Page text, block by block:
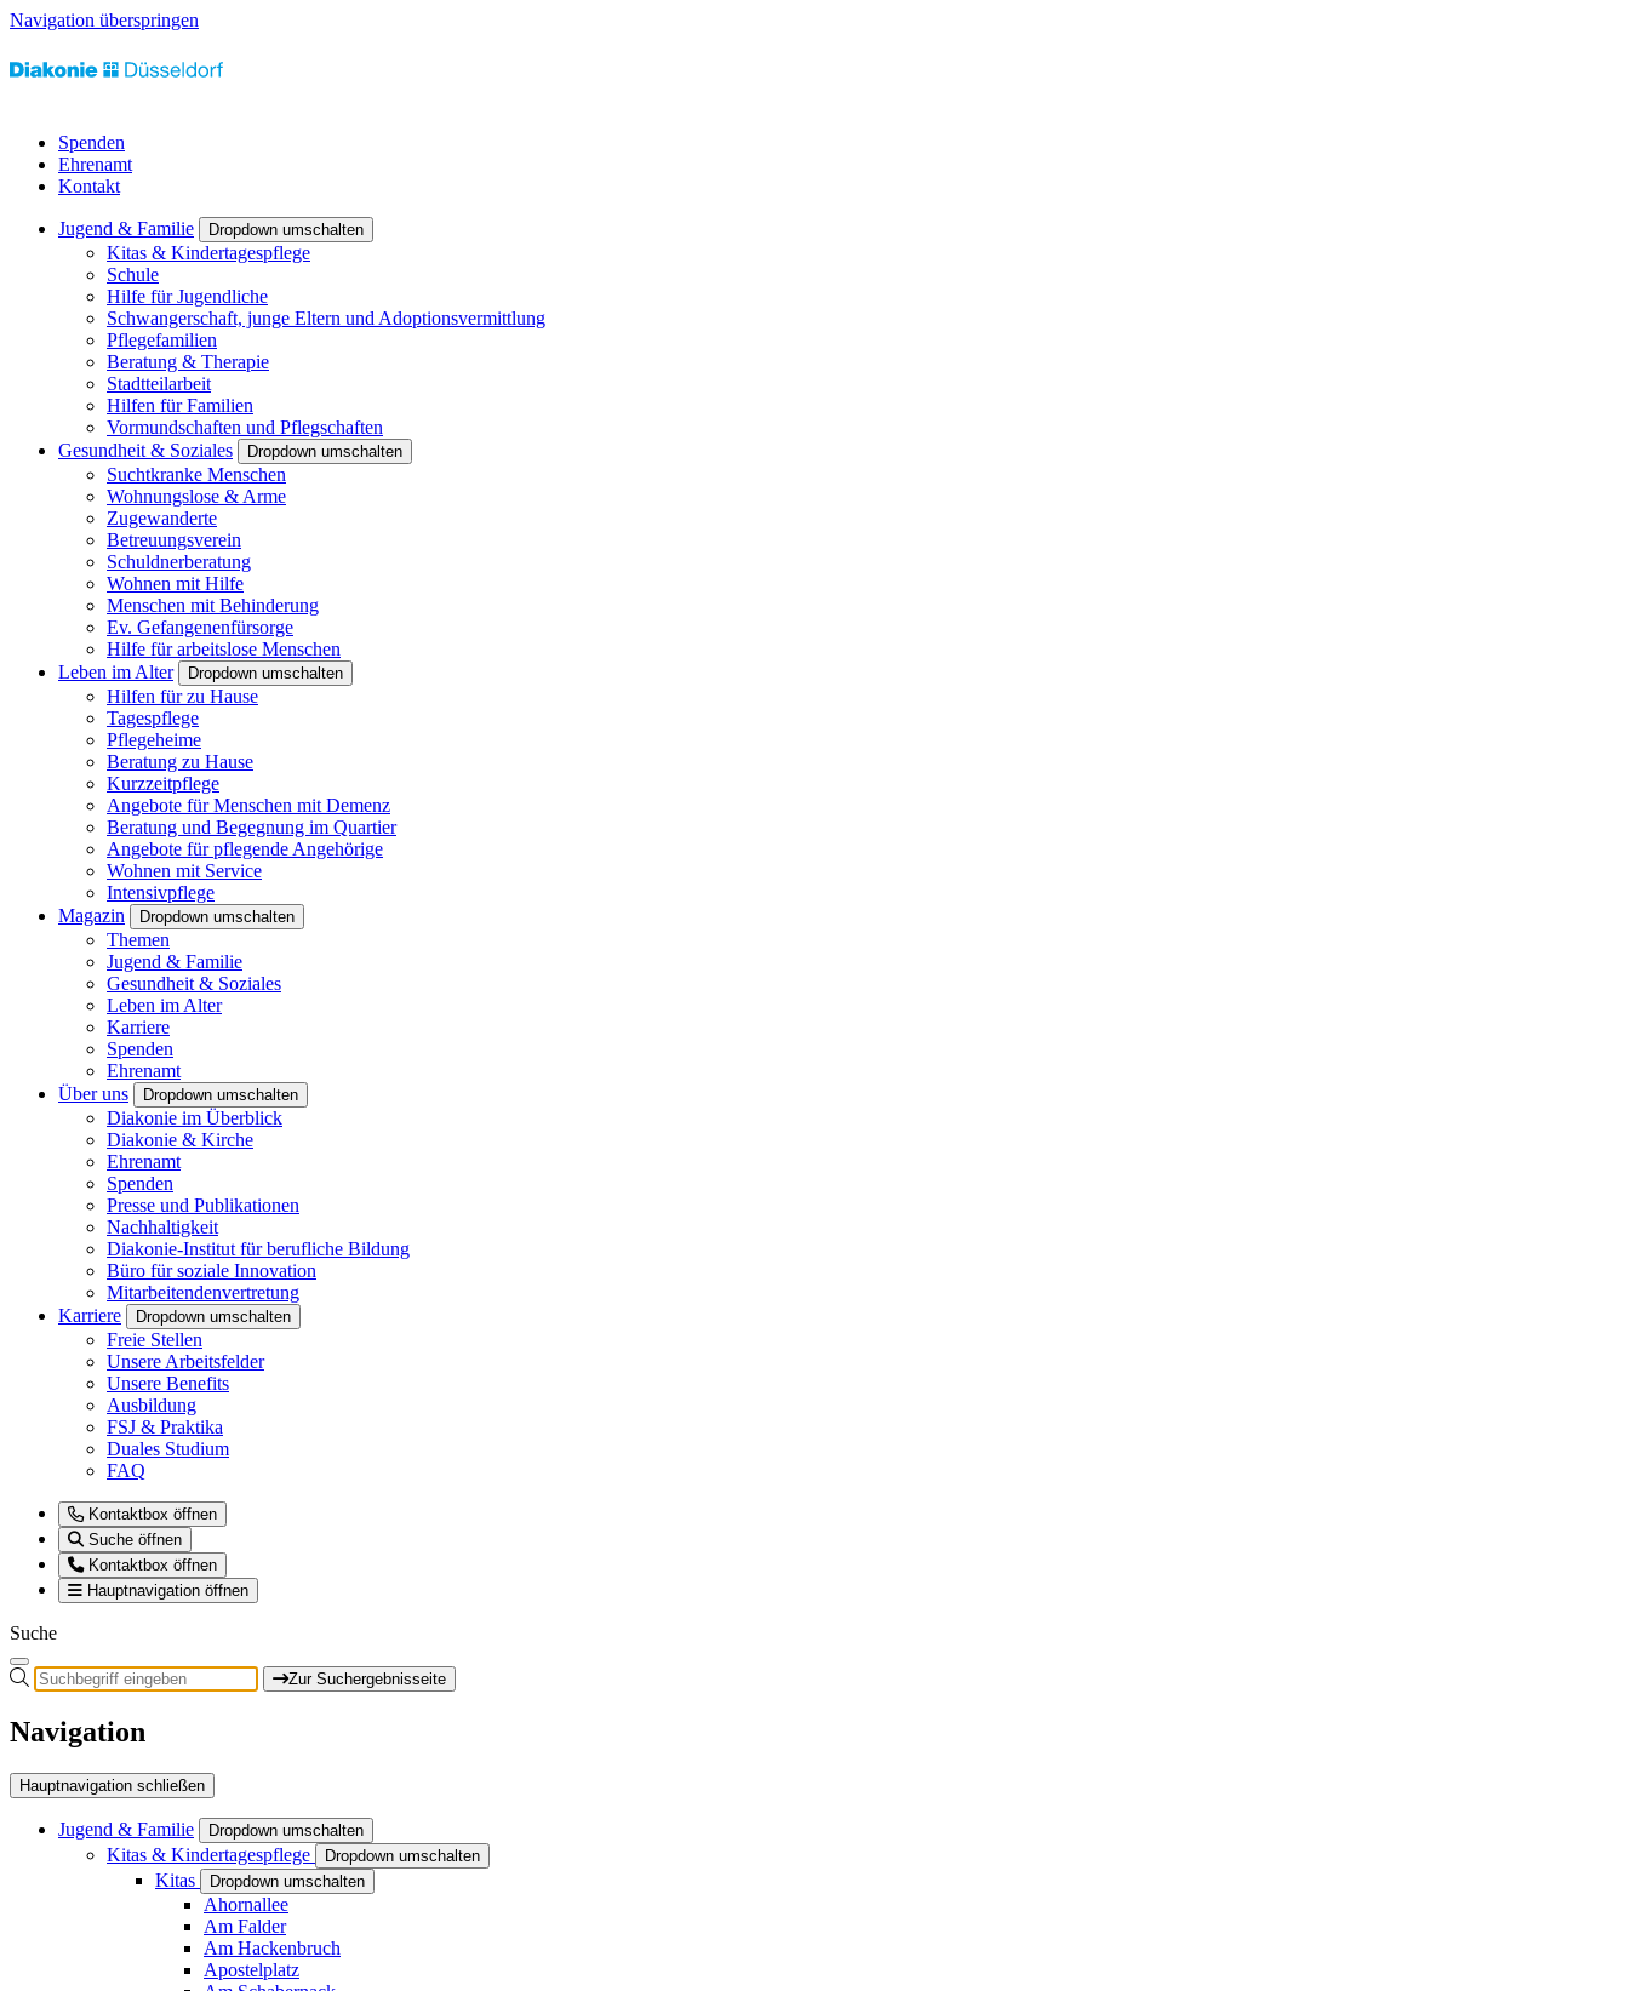
Navigation überspringen
Spenden
Ehrenamt
Kontakt
Jugend & Familie Dropdown umschalten
Kitas & Kindertagespflege
Schule
Hilfe für Jugendliche
Schwangerschaft, junge Eltern und Adoptionsvermittlung
Pflegefamilien
Beratung & Therapie
Stadtteilarbeit
Hilfen für Familien
Vormundschaften und Pflegschaften
Gesundheit & Soziales
Dropdown umschalten
Suchtkranke Menschen
Wohnungslose & Arme
Zugewanderte
Betreuungsverein
Schuldnerberatung
Wohnen mit Hilfe
Menschen mit Behinderung
Ev. Gefangenenfürsorge
Hilfe für arbeitslose Menschen
Leben im Alter
Dropdown umschalten
Hilfen für zu Hause
Tagespflege
Pflegeheime
Beratung zu Hause
Kurzzeitpflege
Angebote für Menschen mit Demenz
Beratung und Begegnung im Quartier
Angebote für pflegende Angehörige
Wohnen mit Service
Intensivpflege
Magazin
Dropdown umschalten
Themen
Jugend & Familie
Gesundheit & Soziales
Leben im Alter
Karriere
Spenden
Ehrenamt
Über uns
Dropdown umschalten
Diakonie im Überblick
Diakonie & Kirche
Ehrenamt
Spenden
Presse und Publikationen
Nachhaltigkeit
Diakonie-Institut für berufliche Bildung
Büro für soziale Innovation
Mitarbeitendenvertretung
Karriere
Dropdown umschalten
Freie Stellen
Unsere Arbeitsfelder
Unsere Benefits
Ausbildung
FSJ & Praktika
Duales Studium
FAQ
Kontaktbox öffnen
Suche öffnen
Kontaktbox öffnen
Hauptnavigation öffnen
Suche
Zur Suchergebnisseite
Navigation
Hauptnavigation schließen
Jugend & Familie Dropdown umschalten
Kitas & Kindertagespflege Dropdown umschalten
Kitas Dropdown umschalten
Ahornallee
Am Falder
Am Hackenbruch
Apostelplatz